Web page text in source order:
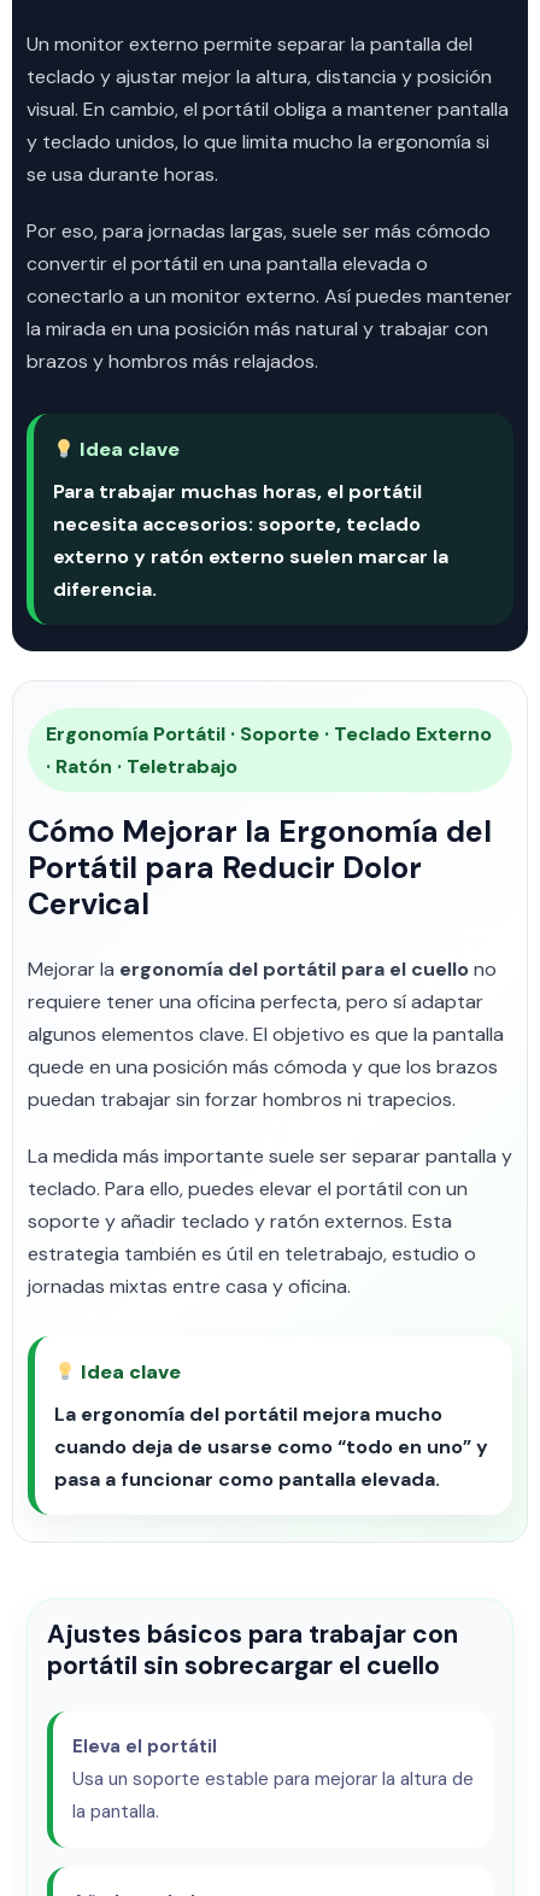
Un monitor externo permite separar la pantalla del
teclado y ajustar mejor la altura, distancia y posición
visual. En cambio, el portátil obliga a mantener pantalla
y teclado unidos, lo que limita mucho la ergonomía si
se usa durante horas.
Por eso, para jornadas largas, suele ser más cómodo
convertir el portátil en una pantalla elevada o
conectarlo a un monitor externo. Así puedes mantener
la mirada en una posición más natural y trabajar con
brazos y hombros más relajados.
Idea clave
Para trabajar muchas horas, el portátil
necesita accesorios: soporte, teclado
externo y ratón externo suelen marcar la
diferencia.
Ergonomía Portátil · Soporte · Teclado Externo
· Ratón · Teletrabajo
Cómo Mejorar la Ergonomía del
Portátil para Reducir Dolor
Cervical
Mejorar la ergonomía del portátil para el cuellono
requiere tener una oficina perfecta, pero sí adaptar
algunos elementos clave. El objetivo es que la pantalla
quede en una posición más cómoda y que los brazos
puedan trabajar sin forzar hombros ni trapecios.
La medida más importante suele ser separar pantalla y
teclado. Para ello, puedes elevar el portátil con un
soporte y añadir teclado y ratón externos. Esta
estrategia también es útil en teletrabajo, estudio o
jornadas mixtas entre casa y oficina.
Idea clave
La ergonomía del portátil mejora mucho
cuando deja de usarse como “todo en uno” y
pasa a funcionar como pantalla elevada.
Ajustes básicos para trabajar con
portátil sin sobrecargar el cuello
Eleva el portátil
Usa un soporte estable para mejorar la altura de
la pantalla.